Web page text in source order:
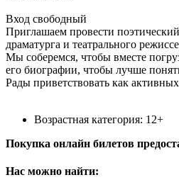
Вход свободный
Приглашаем провести
драматурга и театрального
Мы соберемся, чтобы вместе
его биографии, чтобы лучше
Рады приветствовать как
Возрастная категория: 12+
Покупка онлайн билетов
Нас можно найти: